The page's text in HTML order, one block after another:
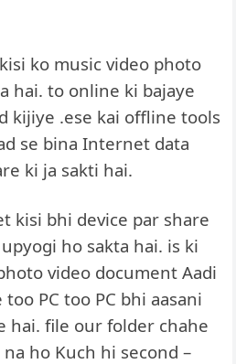
ko music video photo
hai. to online ki bajaye
kijiye .ese kai offline tools
se bina Internet data
ki ja sakti hai.
kisi bhi device par share
ho sakta hai. is ki
video document Aadi
PC too PC bhi aasani
hai. file our folder chahe
ho Kuch hi second –